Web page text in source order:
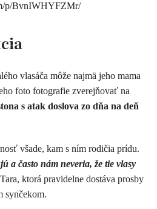
p/BvnIWHYFZMr/
vlasáča môže najmä jeho mama
foto fotografie zverejňovať na
s atak doslova zo dňa na deň
všade, kam s ním rodičia prídu.
a často nám neveria, že tie vlasy
ktorá pravidelne dostáva prosby
synčekom.